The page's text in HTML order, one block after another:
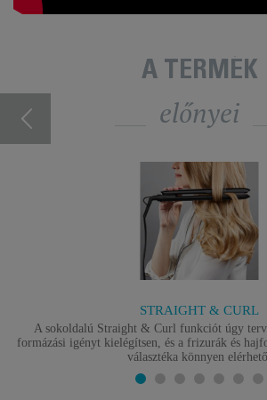
A TERMÉK
előnyei
STRAIGHT & CURL
A sokoldalú Straight & Curl funkciót úgy
formázási igényt kielégítsen, és a frizurák és
választéka könnyen